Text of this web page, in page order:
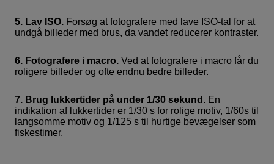
5. Lav ISO. Forsøg at fotografere med lave ISO-tal for at
undgå billeder med brus, da vandet reducerer kontraster.
6. Fotografere i macro. Ved at fotografere i macro får du
roligere billeder og ofte endnu bedre billeder.
7. Brug lukkertider på under 1/30 sekund. En
indikation af lukkertider er 1/30 s for rolige motiv, 1/60s til
langsomme motiv og 1/125 s til hurtige bevægelser som
fiskestimer.